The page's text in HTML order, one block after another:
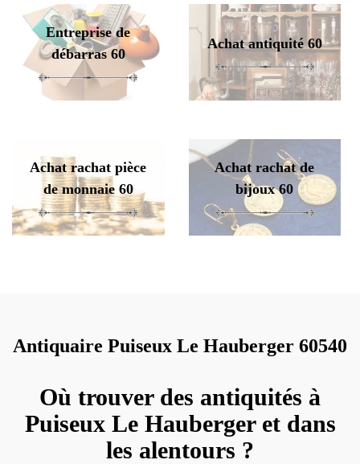
Entreprise de
débarras 60
Achat antiquité 60
Achat rachat pièce
de monnaie 60
Achat rachat de
bijoux 60
Antiquaire Puiseux Le Hauberger 60540
Où trouver des antiquités à
Puiseux Le Hauberger et dans
les alentours ?